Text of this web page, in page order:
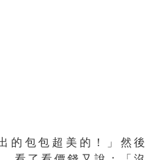
的包包超美的！」然後